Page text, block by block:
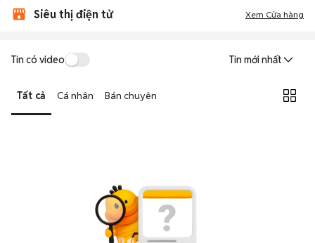
Siêu thị điện tử Xem Cửa hàng
Tin có video Tin mới nhất
Tất cả Cá nhân Bán chuyên